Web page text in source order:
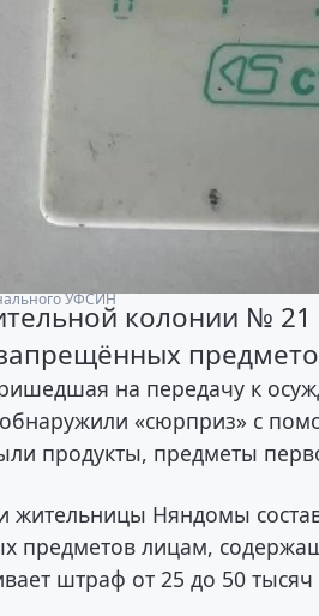
УФСИН колонии №
на передачу к
«сюрприз» с
продукты, предметы
жительницы Няндомы
предметов лицам,
штраф от 25 до 50